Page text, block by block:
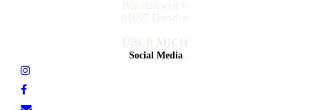
Social Media